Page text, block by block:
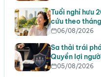
Tuổi nghỉ hưu
cứu theo
06/08/2026
Sa thải trái
Quyền lợi
05/08/2026